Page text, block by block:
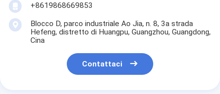
+8619868669853
Blocco D, parco industriale Ao Jia, n. 8, 3a strada
Hefeng, distretto di Huangpu, Guangzhou, Guangdong,
Cina
Contattaci